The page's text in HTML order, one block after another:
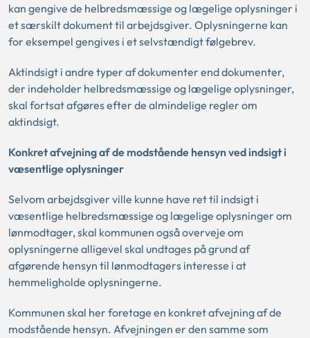
kan gengive de helbredsmæssige og lægelige oplysninger i
et særskilt dokument til arbejdsgiver. Oplysningerne kan
for eksempel gengives i et selvstændigt følgebrev.
Aktindsigt i andre typer af dokumenter end dokumenter,
der indeholder helbredsmæssige og lægelige oplysninger,
skal fortsat afgøres efter de almindelige regler om
aktindsigt.
Konkret afvejning af de modstående hensyn ved indsigt i
væsentlige oplysninger
Selvom arbejdsgiver ville kunne have ret til indsigt i
væsentlige helbredsmæssige og lægelige oplysninger om
lønmodtager, skal kommunen også overveje om
oplysningerne alligevel skal undtages på grund af
afgørende hensyn til lønmodtagers interesse i at
hemmeligholde oplysningerne.
Kommunen skal her foretage en konkret afvejning af de
modstående hensyn. Afvejningen er den samme som